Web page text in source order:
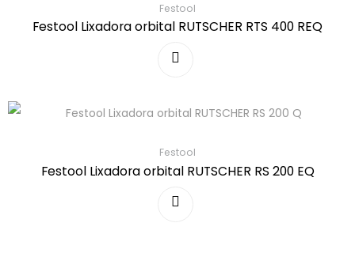
Festool
Festool Lixadora orbital RUTSCHER RTS 400 REQ
Festool
Festool Lixadora orbital RUTSCHER RS 200 EQ